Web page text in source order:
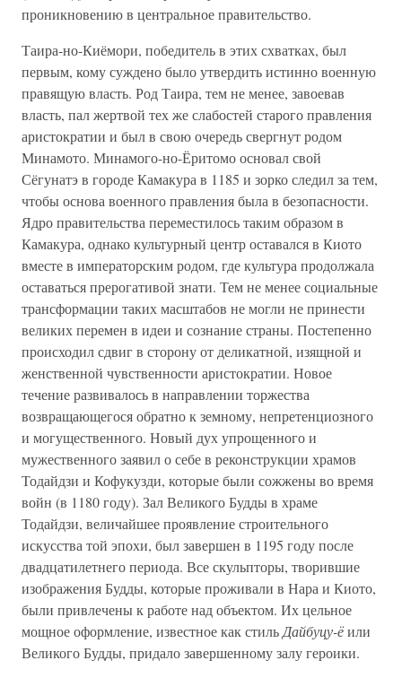
проникновению в центральное правительство.
Таира-но-Киёмори, победитель в этих схватках, был
первым, кому суждено было утвердить истинно военную
правящую власть. Род Таира, тем не менее, завоевав
власть, пал жертвой тех же слабостей старого правления
аристократии и был в свою очередь свергнут родом
Минамото. Минамого-но-Ёритомо основал свой
Сёгунатэ в городе Камакура в 1185 и зорко следил за тем,
чтобы основа военного правления была в безопасности.
Ядро правительства переместилось таким образом в
Камакура, однако культурный центр оставался в Киото
вместе в императорским родом, где культура продолжала
оставаться прерогативой знати. Тем не менее социальные
трансформации таких масштабов не могли не принести
великих перемен в идеи и сознание страны. Постепенно
происходил сдвиг в сторону от деликатной, изящной и
женственной чувственности аристократии. Новое
течение развивалось в направлении торжества
возвращающегося обратно к земному, непретенциозного
и могущественного. Новый дух упрощенного и
мужественного заявил о себе в реконструкции храмов
Тодайдзи и Кофукузди, которые были сожжены во время
войн (в 1180 году). Зал Великого Будды в храме
Тодайдзи, величайшее проявление строительного
искусства той эпохи, был завершен в 1195 году после
двадцатилетнего периода. Все скульпторы, творившие
изображения Будды, которые проживали в Нара и Киото,
были привлечены к работе над объектом. Их цельное
мощное оформление, известное как стиль Дайбуцу-ёили
Великого Будды, придало завершенному залу героики.